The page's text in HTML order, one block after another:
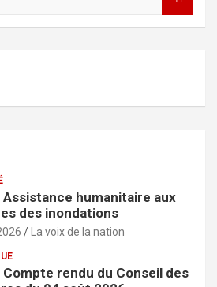
Assistance humanitaire aux
des inondations
La voix de la nation
Compte rendu du Conseil des